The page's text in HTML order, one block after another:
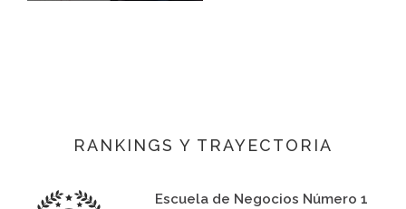
RANKINGS Y TRAYECTORIA
Escuela de Negocios Número 1